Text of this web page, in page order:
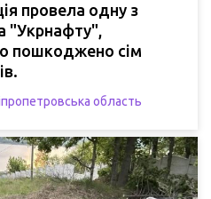
провела одну з
"Укрнафту",
пошкоджено сім
область